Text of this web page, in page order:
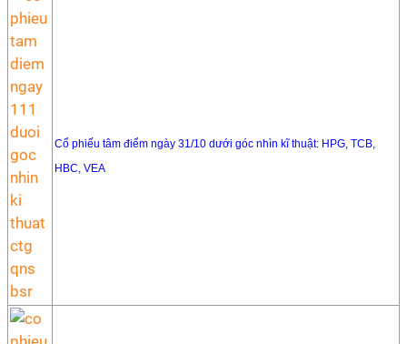
Cổ phiếu tâm điểm ngày 31/10 dưới góc nhìn kĩ thuật: HPG, TCB,
HBC, VEA